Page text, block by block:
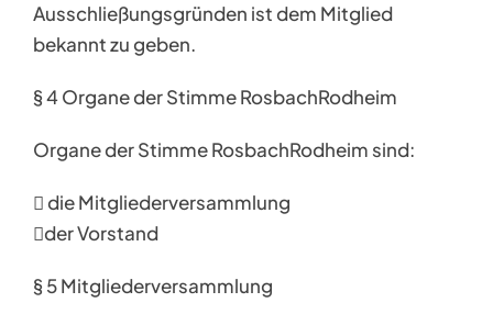
Ausschließungsgründen ist dem Mitglied
bekannt zu geben.
§ 4 Organe der Stimme RosbachRodheim
Organe der Stimme RosbachRodheim sind:
 die Mitgliederversammlung
der Vorstand
§ 5 Mitgliederversammlung